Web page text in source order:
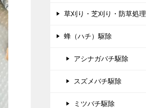
草刈り・芝刈り・防草処理
蜂（ハチ）駆除
アシナガバチ駆除
スズメバチ駆除
ミツバチ駆除